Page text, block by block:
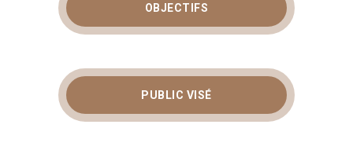
FORMATION AI-102 :
DÉPLOYEZ DES
SOLUTIONS
OBJECTIFS
PUBLIC VISÉ